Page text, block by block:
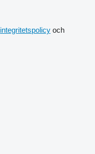
integritetspolicy och